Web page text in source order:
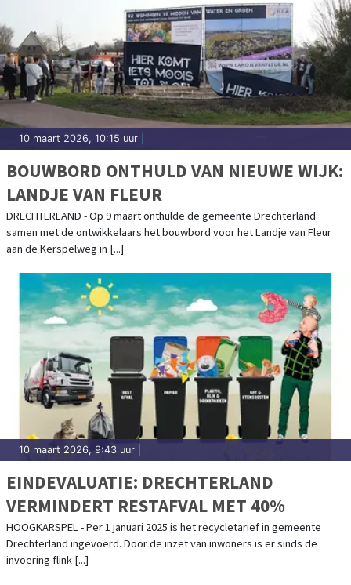
10 maart 2026, 10:15 uur
BOUWBORD ONTHULD VAN NIEUWE WIJK:
LANDJE VAN FLEUR
DRECHTERLAND - Op 9 maart onthulde de gemeente Drechterland
samen met de ontwikkelaars het bouwbord voor het Landje van Fleur
aan de Kerspelweg in [...]
10 maart 2026, 9:43 uur
EINDEVALUATIE: DRECHTERLAND
VERMINDERT RESTAFVAL MET 40%
HOOGKARSPEL - Per 1 januari 2025 is het recycletarief in gemeente
Drechterland ingevoerd. Door de inzet van inwoners is er sinds de
invoering flink [...]